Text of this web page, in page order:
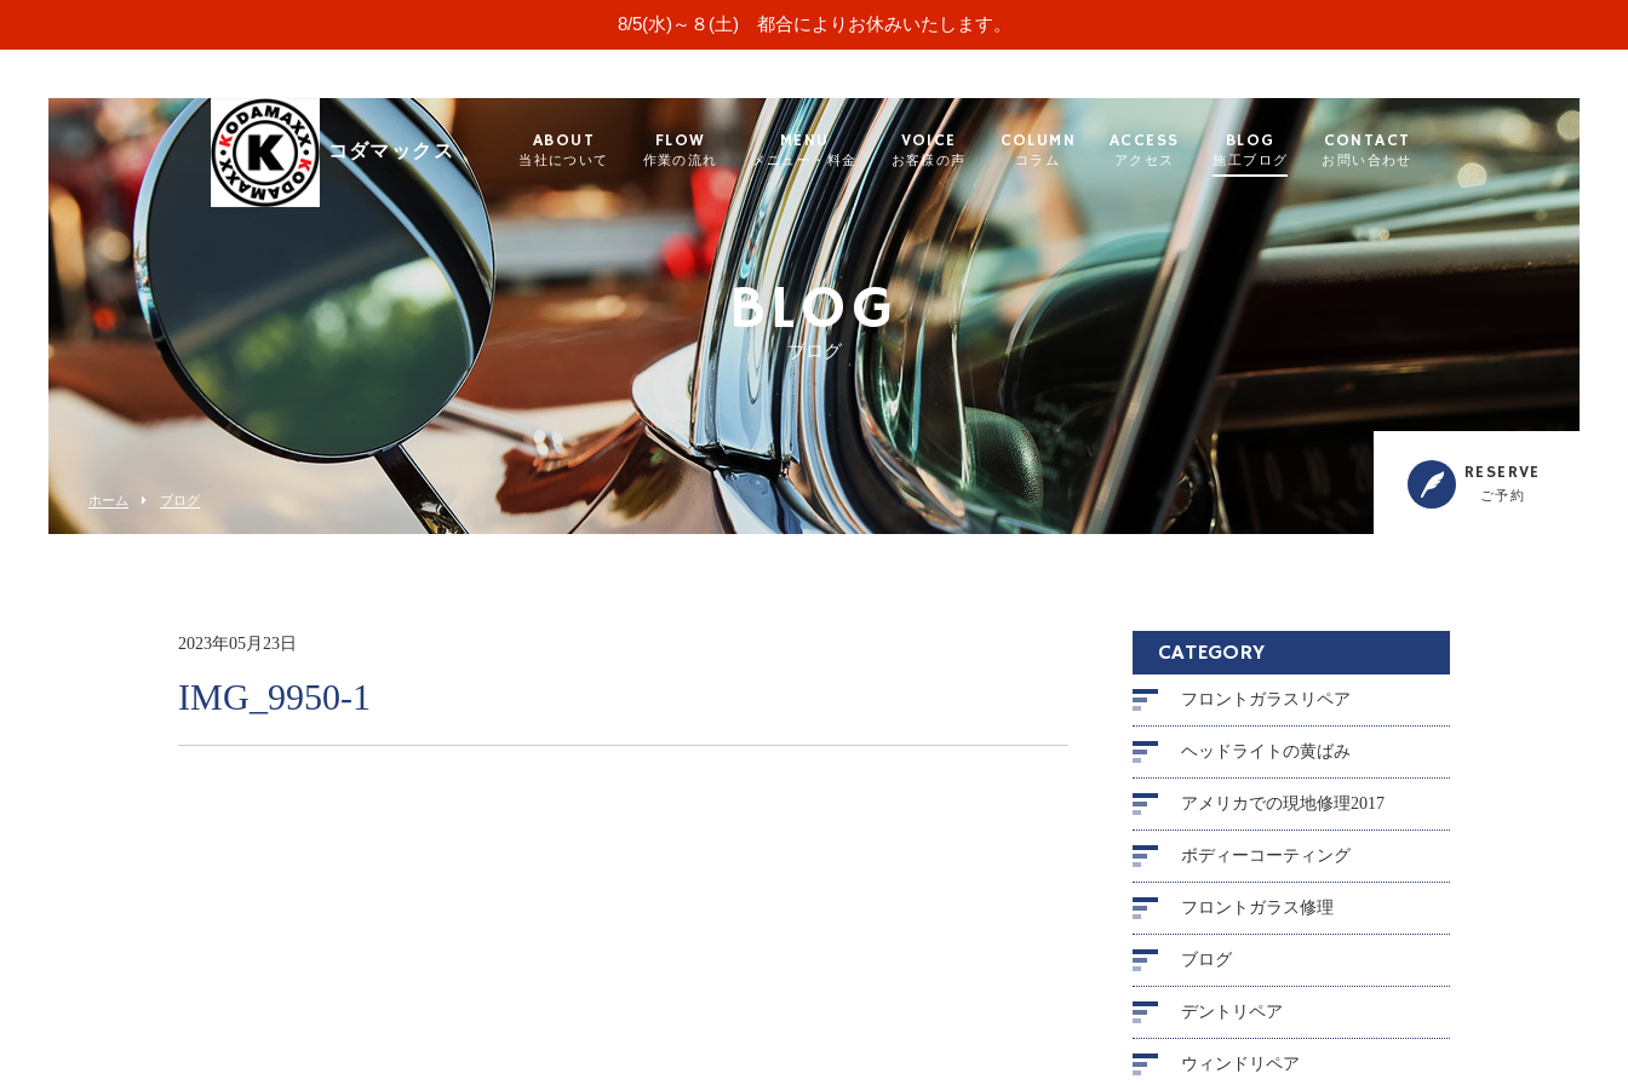
8/5(水)～８(土) 都合によりお休みいたします。
コダマックス
ABOUT
当社について
FLOW
作業の流れ
MENU
メニュー・料金
VOICE
お客様の声
COLUMN
コラム
ACCESS
アクセス
BLOG
施工ブログ
CONTACT
お問い合わせ
BLOG
ブログ
ホーム ブログ
RESERVE
ご予約
2023年05月23日
IMG_9950-1
CATEGORY
フロントガラスリペア
ヘッドライトの黄ばみ
アメリカでの現地修理2017
ボディーコーティング
フロントガラス修理
ブログ
デントリペア
ウィンドリペア